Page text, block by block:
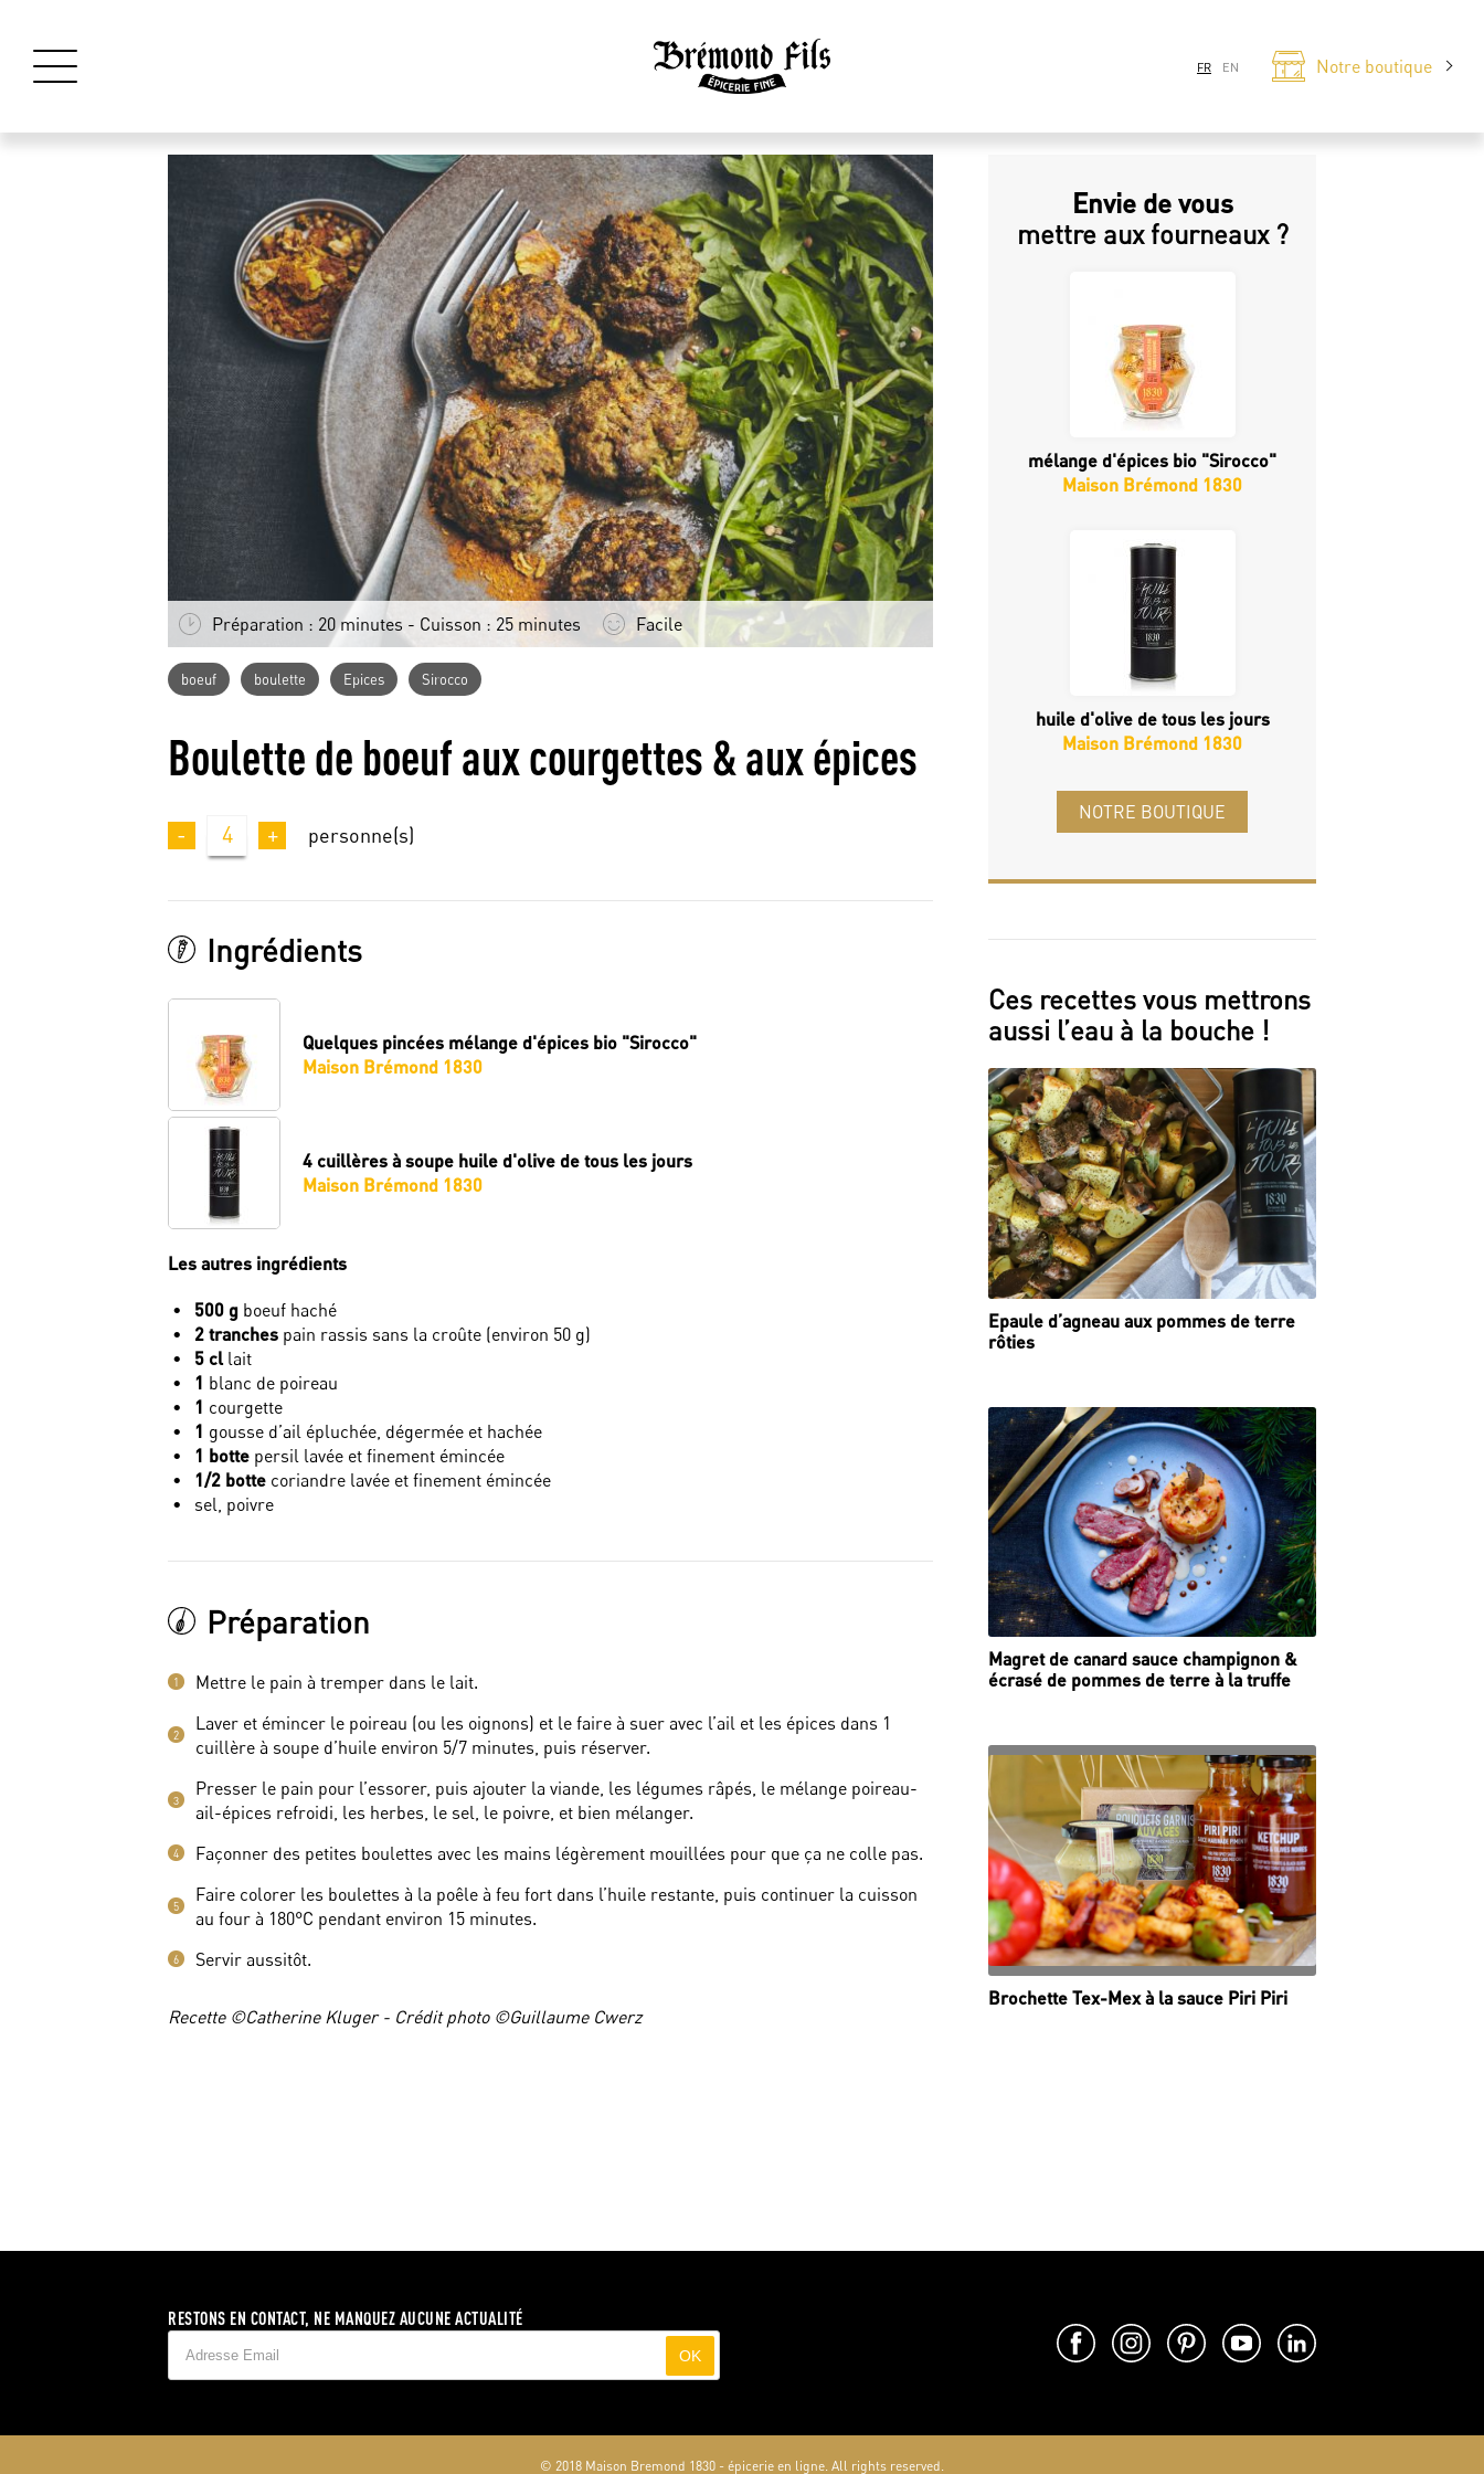
FR EN Notre boutique
Préparation : 20 minutes - Cuisson : 25 minutes Facile
boeuf boulette Epices Sirocco
Boulette de boeuf aux courgettes & aux épices
- 4 + personne(s)
Ingrédients
Quelques pincées mélange d'épices bio "Sirocco"
Maison Brémond 1830
4 cuillères à soupe huile d'olive de tous les jours
Maison Brémond 1830
Les autres ingrédients
500 g boeuf haché
2 tranches pain rassis sans la croûte (environ 50 g)
5 cllait
1 blanc de poireau
1 courgette
1 gousse d’ail épluchée, dégermée et hachée
1 botte persil lavée et finement émincée
1/2 botte coriandre lavée et finement émincée
sel, poivre
Préparation
1 Mettre le pain à tremper dans le lait.
2
Laver et émincer le poireau (ou les oignons) et le faire à suer avec l’ail et les épices dans 1
cuillère à soupe d’huile environ 5/7 minutes, puis réserver.
3
Presser le pain pour l’essorer, puis ajouter la viande, les légumes râpés, le mélange poireau-
ail-épices refroidi, les herbes, le sel, le poivre, et bien mélanger.
4 Façonner des petites boulettes avec les mains légèrement mouillées pour que ça ne colle pas.
5
Faire colorer les boulettes à la poêle à feu fort dans l’huile restante, puis continuer la cuisson
au four à 180°C pendant environ 15 minutes.
6 Servir aussitôt.
Recette ©Catherine Kluger - Crédit photo ©Guillaume Cwerz
Envie de vous
mettre aux fourneaux ?
mélange d'épices bio "Sirocco"
Maison Brémond 1830
huile d'olive de tous les jours
Maison Brémond 1830
NOTRE BOUTIQUE
Ces recettes vous mettrons
aussi l’eau à la bouche !
Epaule d’agneau aux pommes de terre
rôties
Magret de canard sauce champignon &
écrasé de pommes de terre à la truffe
Brochette Tex-Mex à la sauce Piri Piri
RESTONS EN CONTACT, NE MANQUEZ AUCUNE ACTUALITÉ
OK
© 2018 Maison Bremond 1830 - épicerie en ligne. All rights reserved.